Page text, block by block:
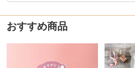
おすすめ商品